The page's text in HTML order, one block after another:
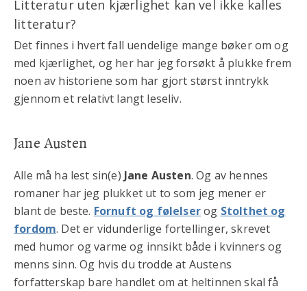
Litteratur uten kjærlighet kan vel ikke kalles
litteratur?
Det finnes i hvert fall uendelige mange bøker om og
med kjærlighet, og her har jeg forsøkt å plukke frem
noen av historiene som har gjort størst inntrykk
gjennom et relativt langt leseliv.
Jane Austen
Alle må ha lest sin(e) Jane Austen. Og av hennes
romaner har jeg plukket ut to som jeg mener er
blant de beste. Fornuft og følelserog Stolthet og
fordom. Det er vidunderlige fortellinger, skrevet
med humor og varme og innsikt både i kvinners og
menns sinn. Og hvis du trodde at Austens
forfatterskap bare handlet om at heltinnen skal få